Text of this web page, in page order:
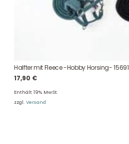
Halfter mit Fleece -Hobby Horsing- 15691
17,90 €
Enthält 19% MwSt.
zzgl. Versand